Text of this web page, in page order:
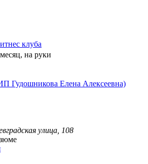
клуба
на руки
Гудошникова Елена Алексеевна)
улица, 108